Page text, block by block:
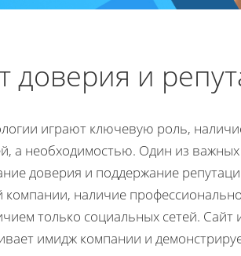
доверия и
играют ключевую роль,
а необходимостью. Один из важных
доверия и поддержание
наличие
только социальных сетей. Сайт
имидж компании и